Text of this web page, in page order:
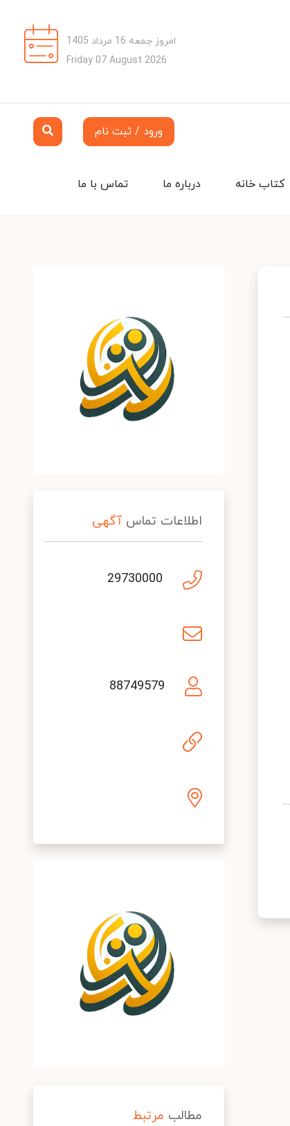
امروز جمعه 16 مرداد 1405
Friday 07 August 2026
ورود / ثبت نام
تماس با ما درباره ما کتاب خانه
اطلاعات تماس آگهی
29730000
88749579
مطالب مرتبط